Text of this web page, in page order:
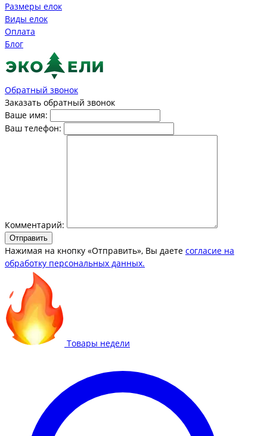
Размеры елок
Виды елок
Оплата
Блог
Обратный звонок
Заказать обратный звонок
Ваше имя:
Ваш телефон:
Комментарий:
Отправить
Нажимая на кнопку «Отправить», Вы даете согласие на
обработку персональных данных.
Товары недели